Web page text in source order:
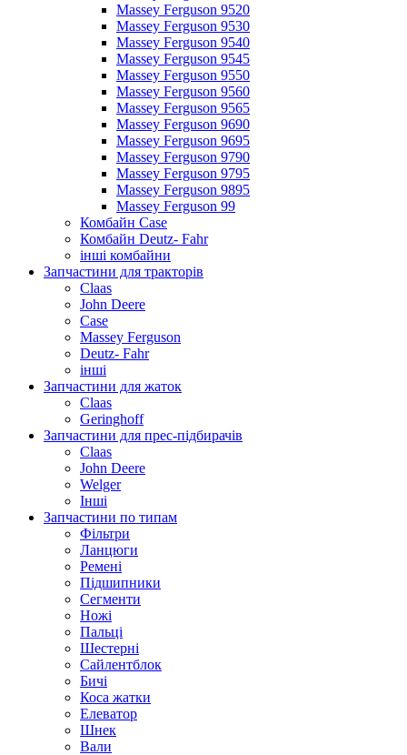
Massey Ferguson 9520
Massey Ferguson 9530
Massey Ferguson 9540
Massey Ferguson 9545
Massey Ferguson 9550
Massey Ferguson 9560
Massey Ferguson 9565
Massey Ferguson 9690
Massey Ferguson 9695
Massey Ferguson 9790
Massey Ferguson 9795
Massey Ferguson 9895
Massey Ferguson 99
Комбайн Case
Комбайн Deutz- Fahr
інші комбайни
Запчастини для тракторів
Claas
John Deere
Case
Massey Ferguson
Deutz- Fahr
інші
Запчастини для жаток
Claas
Geringhoff
Запчастини для прес-підбирачів
Claas
John Deere
Welger
Інші
Запчастини по типам
Фільтри
Ланцюги
Ремені
Підшипники
Сегменти
Ножі
Пальці
Шестерні
Сайлентблок
Бичі
Коса жатки
Елеватор
Шнек
Вали